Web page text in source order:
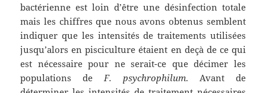
bactérienne est loin d’être une désinfection totale
mais les chiffres que nous avons obtenus semblent
indiquer que les intensités de traitements utilisées
jusqu’alors en pisciculture étaient en deçà de ce qui
est nécessaire pour ne serait-ce que décimer les
populations de F. psychrophilum. Avant de